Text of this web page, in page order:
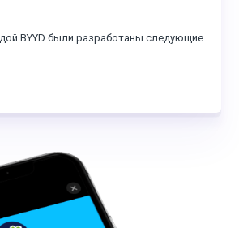
BYYD были разработаны следующие